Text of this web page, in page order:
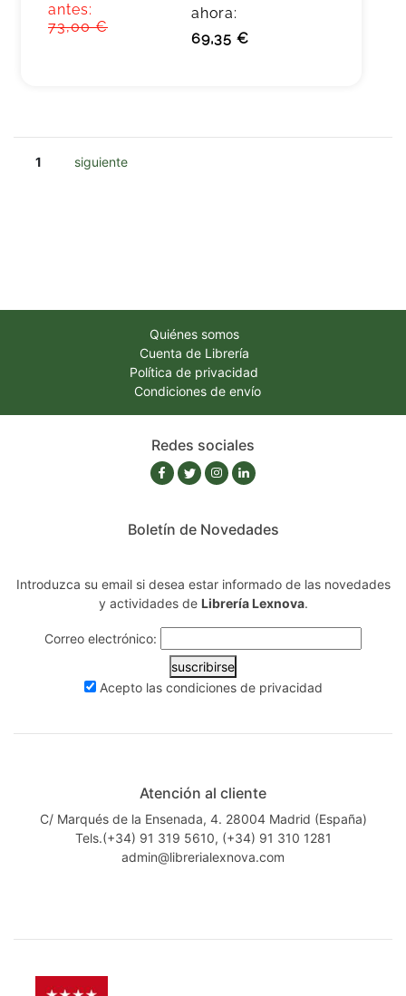
antes:
73,00 €
ahora:
69,35 €
1 siguiente
Quiénes somos
Cuenta de Librería
Política de privacidad
Condiciones de envío
Redes sociales
Boletín de Novedades
Introduzca su email si desea estar informado de las novedades
y actividades de Librería Lexnova.
Correo electrónico:
suscribirse
Acepto las condiciones de privacidad
Atención al cliente
C/ Marqués de la Ensenada, 4. 28004 Madrid (España)
Tels.(+34) 91 319 5610, (+34) 91 310 1281
admin@librerialexnova.com